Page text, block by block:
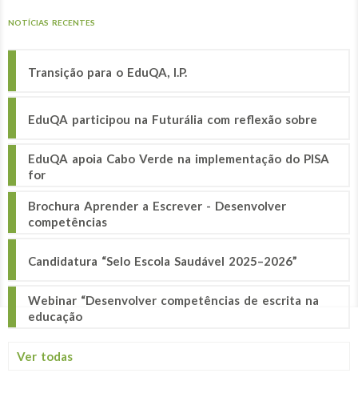
NOTÍCIAS RECENTES
Transição para o EduQA, I.P.
EduQA participou na Futurália com reflexão sobre
EduQA apoia Cabo Verde na implementação do PISA
for
Brochura Aprender a Escrever - Desenvolver
competências
Candidatura “Selo Escola Saudável 2025–2026”
Webinar “Desenvolver competências de escrita na
educação
Ver todas